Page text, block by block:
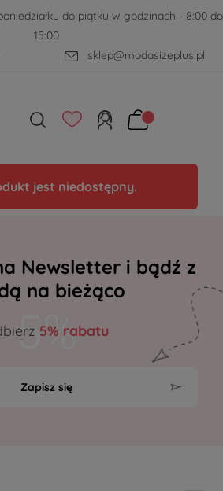
do piątku w godzinach - 8:00 do
15:00
sklep@modasizeplus.pl
jest niedostępny.
Newsletter i bądź z
na bieżąco
5% rabatu
Zapisz się